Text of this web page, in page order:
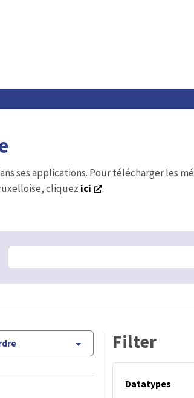
ses applications. Pour télécharger les
cliquez ici .
Filter
Datatypes